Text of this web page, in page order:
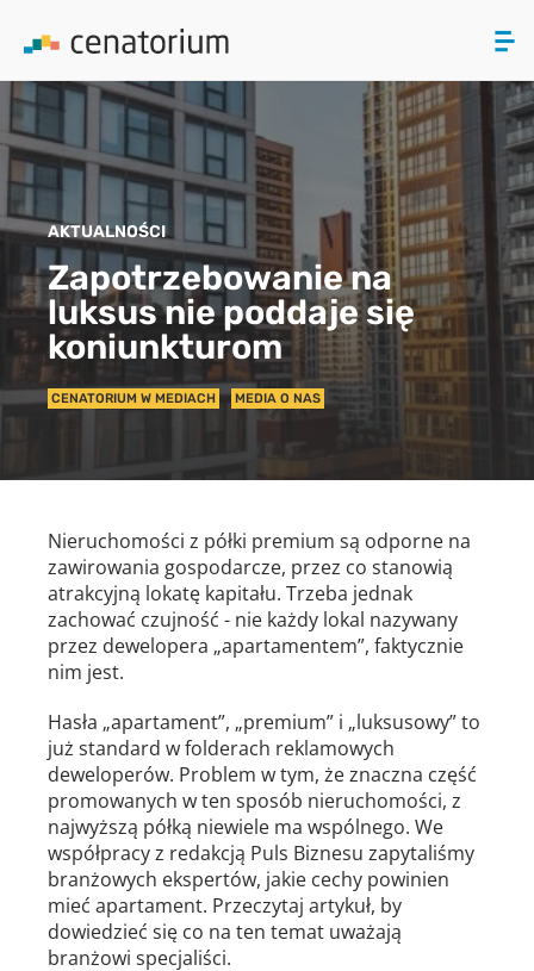
PRODUKTY
O NAS
AKTUALNOŚCI
KONTAKT
AKTUALNOŚCI
Zapotrzebowanie na
luksus nie poddaje się
koniunkturom
CENATORIUM W MEDIACH MEDIA O NAS
Nieruchomości z półki premium są odporne na
zawirowania gospodarcze, przez co stanowią
atrakcyjną lokatę kapitału. Trzeba jednak
zachować czujność - nie każdy lokal nazywany
przez dewelopera „apartamentem”, faktycznie
nim jest.
Hasła „apartament”, „premium” i „luksusowy” to
już standard w folderach reklamowych
deweloperów. Problem w tym, że znaczna część
promowanych w ten sposób nieruchomości, z
najwyższą półką niewiele ma wspólnego. We
współpracy z redakcją Puls Biznesu zapytaliśmy
branżowych ekspertów, jakie cechy powinien
mieć apartament. Przeczytaj artykuł, by
dowiedzieć się co na ten temat uważają
branżowi specjaliści.
ZAMKNIJ